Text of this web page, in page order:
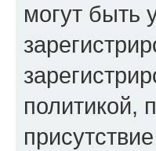
могут быть
политикой,